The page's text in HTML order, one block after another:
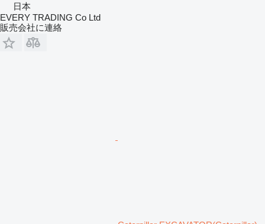
日本
EVERY TRADING Co Ltd
販売会社に連絡